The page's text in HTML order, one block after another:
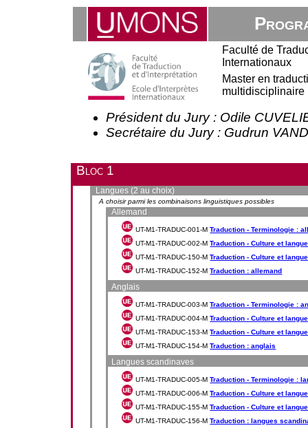
Faculté de
Internationaux
Master en
multidisciplinaire
Président du Jury : Odile
Secrétaire du Jury : Gudrun
Bloc 1
Langues (2 au choix)
A choisir parmi les combinaisons linguistiques possibles
Allemand
UT-M1-TRADUC-001-MTraduction - Terminologie :
UT-M1-TRADUC-002-MTraduction - Culture et
UT-M1-TRADUC-150-MTraduction - Culture et
UT-M1-TRADUC-152-MTraduction : allemand
Anglais
UT-M1-TRADUC-003-MTraduction - Terminologie :
UT-M1-TRADUC-004-MTraduction - Culture et
UT-M1-TRADUC-153-MTraduction - Culture et
UT-M1-TRADUC-154-MTraduction : anglais
Langues scandinaves
UT-M1-TRADUC-005-MTraduction - Terminologie :
UT-M1-TRADUC-006-MTraduction - Culture et
UT-M1-TRADUC-155-MTraduction - Culture et
UT-M1-TRADUC-156-MTraduction : langues